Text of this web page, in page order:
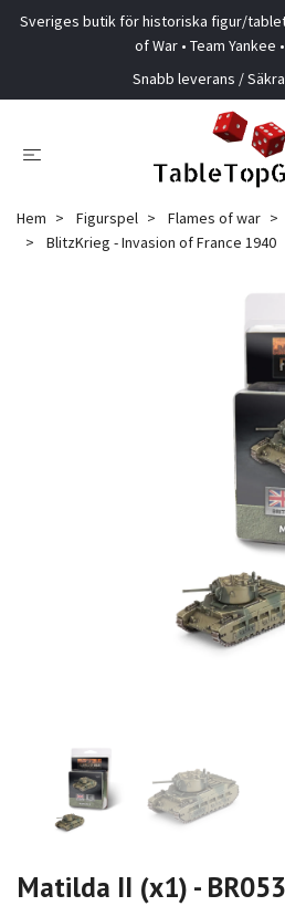
Sveriges butik för historiska figur/
of War • Team Yankee
Snabb leverans /
Hem Figurspel Flames of war
BlitzKrieg - Invasion of France 1940
Matilda II (x1) - BR053